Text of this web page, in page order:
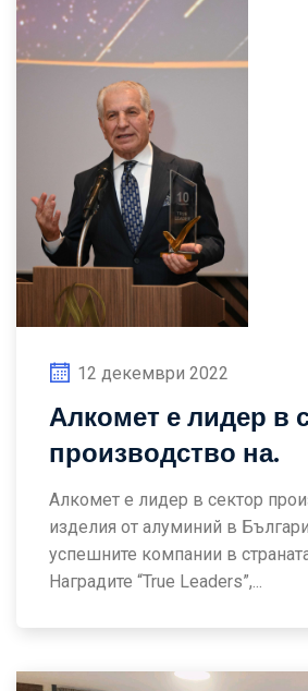
12 декември 2022
Алкомет е лидер в
производство на.
Алкомет е лидер в сектор
изделия от алуминий в
успешните компании в
Наградите “True Leaders”,...